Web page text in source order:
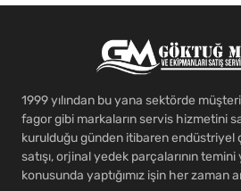
1999 yılından bu yana sektörde
fagor gibi markaların servis hizmetini
kurulduğu günden itibaren endüstriyel
satışı, orjinal yedek parçalarının
konusunda yaptığımız işin her zaman